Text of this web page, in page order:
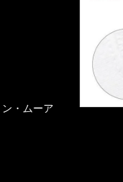
・ムーア